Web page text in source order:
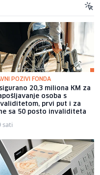
POZIVI FONDA
20,3 miliona KM za
osoba s
prvi put i za
sa 50 posto invaliditeta
sati